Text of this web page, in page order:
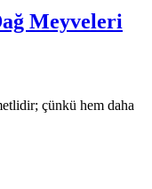
Meyveleri
çünkü hem daha